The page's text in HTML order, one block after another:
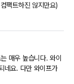
팩트하진 않지만요)
매우 높습니다. 와이
네요. 다만 와이프가